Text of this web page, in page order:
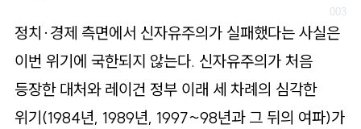
정치·경제 측면에서 신자유주의가 실패했다는 사실은
이번 위기에 국한되지 않는다. 신자유주의가 처음
등장한 대처와 레이건 정부 이래 세 차례의 심각한
위기(1984년, 1989년, 1997~98년과 그 뒤의 여파)가